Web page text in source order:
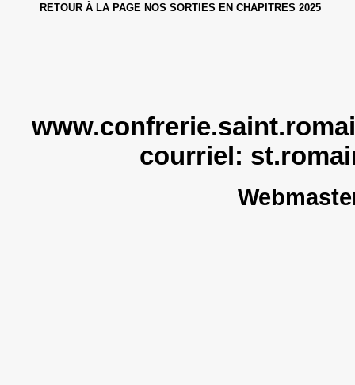
RETOUR À LA PAGE NOS SORTIES EN CHAPITRES 2025
courriel: